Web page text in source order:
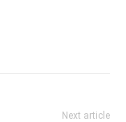
Next article